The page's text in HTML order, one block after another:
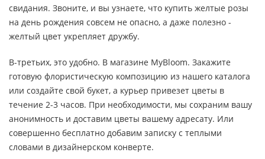
свидания. Звоните, и вы узнаете, что купить желтые розы
на день рождения совсем не опасно, а даже полезно -
желтый цвет укрепляет дружбу.
В-третьих, это удобно. В магазине MyBloom. Закажите
готовую флористическую композицию из нашего каталога
или создайте свой букет, а курьер привезет цветы в
течение 2-3 часов. При необходимости, мы сохраним вашу
анонимность и доставим цветы вашему адресату. Или
совершенно бесплатно добавим записку с теплыми
словами в дизайнерском конверте.